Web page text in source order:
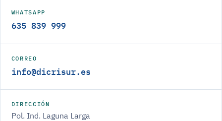
WHATSAPP
635 839 999
CORREO
info@dicrisur.es
DIRECCIÓN
Pol. Ind. Laguna Larga